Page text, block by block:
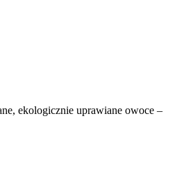
ekologicznie uprawiane owoce –